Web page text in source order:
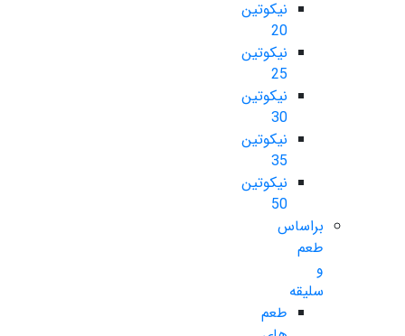
نیکوتین
20
نیکوتین
25
نیکوتین
30
نیکوتین
35
نیکوتین
50
براساس
طعم
و
سلیقه
طعم